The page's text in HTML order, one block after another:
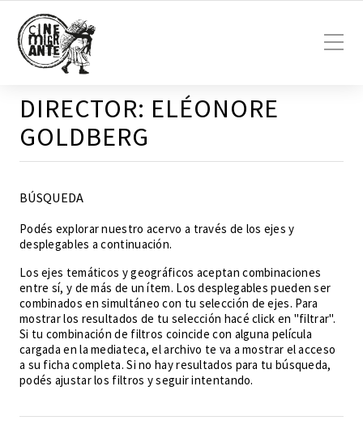
DIRECTOR: ELÉONORE
GOLDBERG
BÚSQUEDA
Podés explorar nuestro acervo a través de los ejes y
desplegables a continuación.
Los ejes temáticos y geográficos aceptan combinaciones
entre sí, y de más de un ítem. Los desplegables pueden ser
combinados en simultáneo con tu selección de ejes. Para
mostrar los resultados de tu selección hacé click en "filtrar".
Si tu combinación de filtros coincide con alguna película
cargada en la mediateca, el archivo te va a mostrar el acceso
a su ficha completa. Si no hay resultados para tu búsqueda,
podés ajustar los filtros y seguir intentando.